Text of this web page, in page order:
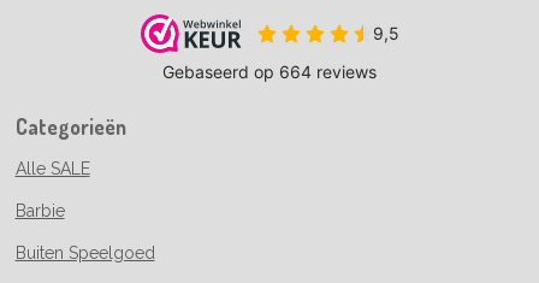
Categorieën
Alle SALE
Barbie
Buiten Speelgoed